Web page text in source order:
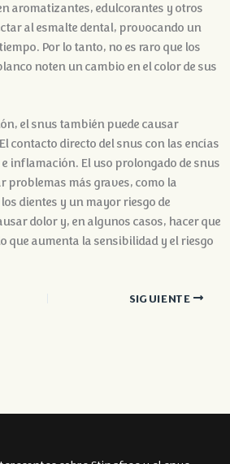
aromatizantes, edulcorantes y otros
al esmalte dental, provocando un
Por lo tanto, no es raro que los
noten un cambio en el color de sus
el snus también puede causar
contacto directo del snus con las encías
inflamación. El uso prolongado de snus
problemas más graves, como la
dientes y un mayor riesgo de
dolor y, en algunos casos, hacer que
que aumenta la sensibilidad y el riesgo
SIGUIENTE